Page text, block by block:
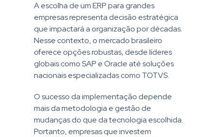
A escolha de um ERP para grandes
empresas representa decisão estratégica
que impactará a organização por décadas.
Nesse contexto, o mercado brasileiro
oferece opções robustas, desde líderes
globais como SAP e Oracle até soluções
nacionais especializadas como TOTVS.
O sucesso da implementação depende
mais da metodologia e gestão de
mudanças do que da tecnologia escolhida.
Portanto, empresas que investem